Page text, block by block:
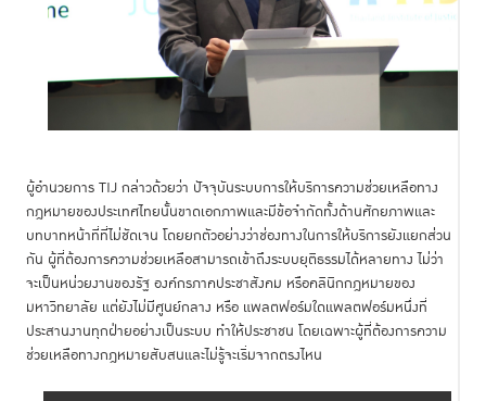
ผู้อำนวยการ TIJ กล่าวด้วยว่า ปัจจุบันระบบการให้บริการความช่วยเหลือทาง
กฎหมายของประเทศไทยนั้นขาดเอกภาพและมีข้อจำกัดทั้งด้านศักยภาพและ
บทบาทหน้าที่ที่ไม่ชัดเจน โดยยกตัวอย่างว่าช่องทางในการให้บริการยังแยกส่วน
กัน ผู้ที่ต้องการความช่วยเหลือสามารถเข้าถึงระบบยุติธรรมได้หลายทาง ไม่ว่า
จะเป็นหน่วยงานของรัฐ องค์กรภาคประชาสังคม หรือคลินิกกฎหมายของ
มหาวิทยาลัย แต่ยังไม่มีศูนย์กลาง หรือ แพลตฟอร์มใดแพลตฟอร์มหนึ่งที่
ประสานงานทุกฝ่ายอย่างเป็นระบบ ทำให้ประชาชน โดยเฉพาะผู้ที่ต้องการความ
ช่วยเหลือทางกฎหมายสับสนและไม่รู้จะเริ่มจากตรงไหน